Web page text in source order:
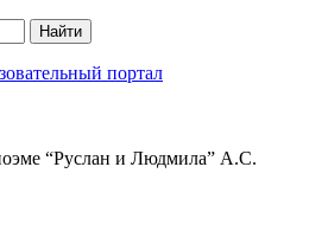
Найти
портал
“Руслан и Людмила” А.С.